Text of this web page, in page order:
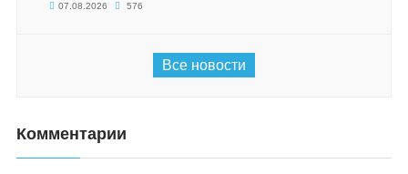
07.08.2026 576
Все новости
Комментарии